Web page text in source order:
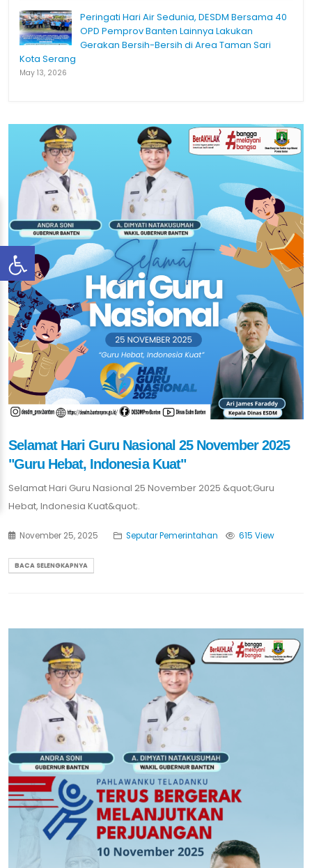
Peringati Hari Air Sedunia, DESDM Bersama 40
OPD Pemprov Banten Lainnya Lakukan
Gerakan Bersih-Bersih di Area Taman Sari
Kota Serang
May 13, 2026
Selamat Hari Guru Nasional 25 November 2025
"Guru Hebat, Indonesia Kuat"
Selamat Hari Guru Nasional 25 November 2025 &quot;Guru
Hebat, Indonesia Kuat&quot;.
November 25, 2025 Seputar Pemerintahan 615 View
BACA SELENGKAPNYA